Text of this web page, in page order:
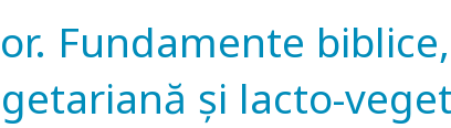
Fundamente
şi lacto-